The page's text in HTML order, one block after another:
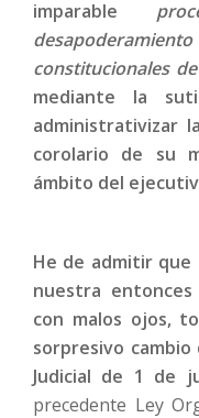
imparable
constitucionales
mediante la
administrativizar
corolario de su
ámbito del
He de admitir que
nuestra
con malos ojos,
sorpresivo
Judicial de 1 de
precedente Ley